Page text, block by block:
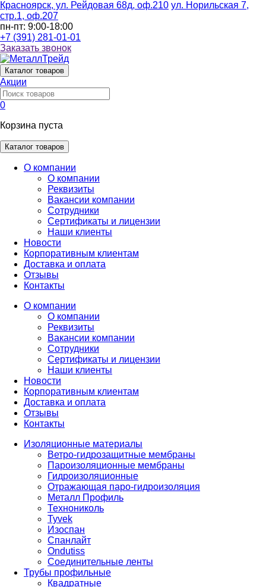
Красноярск, ул. Рейдовая 68д, оф.210 ул. Норильская 7,
стр.1, оф.207
пн-пт: 9:00-18:00
+7 (391) 281-01-01
Заказать звонок
Каталог товаров
Акции
0
Корзина пуста
Каталог товаров
О компании
О компании
Реквизиты
Вакансии компании
Сотрудники
Сертификаты и лицензии
Наши клиенты
Новости
Корпоративным клиентам
Доставка и оплата
Отзывы
Контакты
О компании
О компании
Реквизиты
Вакансии компании
Сотрудники
Сертификаты и лицензии
Наши клиенты
Новости
Корпоративным клиентам
Доставка и оплата
Отзывы
Контакты
Изоляционные материалы
Ветро-гидрозащитные мембраны
Пароизоляционные мембраны
Гидроизоляционные
Отражающая паро-гидроизоляция
Металл Профиль
Технониколь
Tyvek
Изоспан
Спанлайт
Ondutiss
Соединительные ленты
Трубы профильные
Квадратные